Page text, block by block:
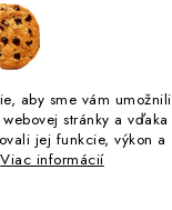
aby sme vám umožnili
stránky a vďaka
jej funkcie, výkon a
Viac informácií